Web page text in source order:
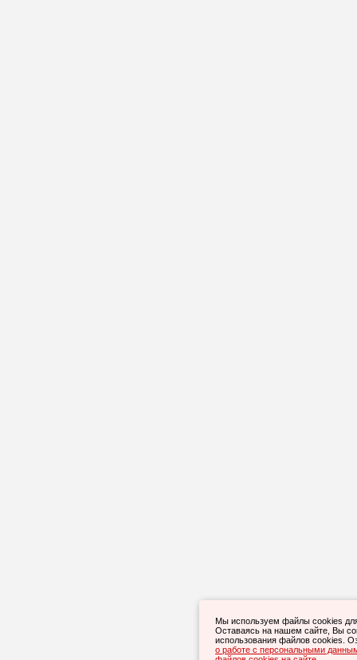
Мы используем файлы cookies
Оставаясь на нашем сайте, Вы
использования файлов cookies.
о работе с персональными